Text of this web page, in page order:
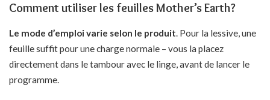
Comment utiliser les feuilles Mother’s Earth?
Le mode d’emploi varie selon le produit. Pour la lessive, une
feuille suffit pour une charge normale – vous la placez
directement dans le tambour avec le linge, avant de lancer le
programme.